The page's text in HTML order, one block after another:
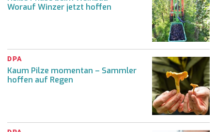
Worauf Winzer jetzt hoffen
DPA
Kaum Pilze momentan – Sammler
hoffen auf Regen